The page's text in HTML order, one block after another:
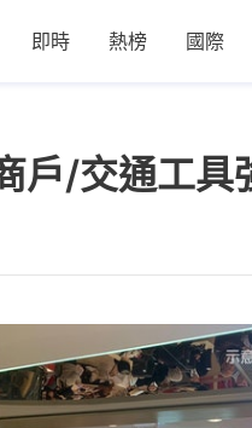
即時 熱榜 國際
戶/交通工具